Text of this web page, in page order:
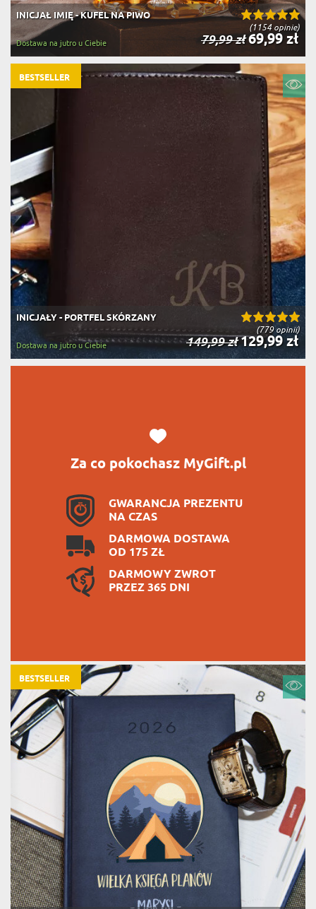
(1154 opinie)
INICJAŁ IMIĘ - KUFEL NA PIWO
79,99 zł69,99 zł
Dostawa na jutro u Ciebie
(779 opinii)
INICJAŁY - PORTFEL SKÓRZANY
149,99 zł129,99 zł
Dostawa na jutro u Ciebie
BESTSELLER
Za co pokochasz MyGift.pl
GWARANCJA PREZENTU
NA CZAS
DARMOWA DOSTAWA
OD 175 ZŁ
DARMOWY ZWROT
PRZEZ 365 DNI
BESTSELLER